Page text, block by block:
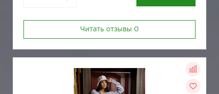
Читать отзывы 0